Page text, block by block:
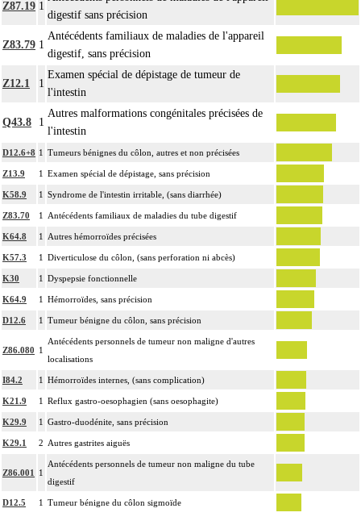
Z87.19 1
digestif sans précision
Z83.79 1
Antécédents familiaux de maladies de l'appareil
digestif, sans précision
Z12.1 1
Examen spécial de dépistage de tumeur de
l'intestin
Q43.8 1
Autres malformations congénitales précisées de
l'intestin
D12.6+8 1 Tumeurs bénignes du côlon, autres et non précisées
Z13.9 1 Examen spécial de dépistage, sans précision
K58.9 1 Syndrome de l'intestin irritable, (sans diarrhée)
Z83.70 1 Antécédents familiaux de maladies du tube digestif
K64.8 1 Autres hémorroïdes précisées
K57.3 1 Diverticulose du côlon, (sans perforation ni abcès)
K30 1 Dyspepsie fonctionnelle
K64.9 1 Hémorroïdes, sans précision
D12.6 1 Tumeur bénigne du côlon, sans précision
Z86.080 1
Antécédents personnels de tumeur non maligne d'autres
localisations
I84.2 1 Hémorroïdes internes, (sans complication)
K21.9 1 Reflux gastro-oesophagien (sans oesophagite)
K29.9 1 Gastro-duodénite, sans précision
K29.1 2 Autres gastrites aiguës
Z86.001 1
Antécédents personnels de tumeur non maligne du tube
digestif
D12.5 1 Tumeur bénigne du côlon sigmoïde